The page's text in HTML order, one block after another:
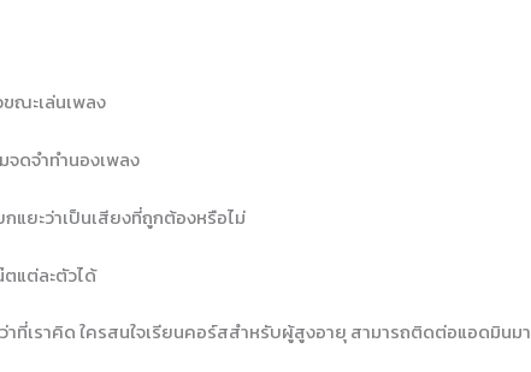
ณะเล่นเพลง
ดจำทำนองเพลง
แยะว่าเป็นเสียงที่ถูกต้องหรือไม่
แต่ละตัวได้
าที่เราคิด ใครสนใจเรียนคอร์สสำหรับผู้สูงอายุ สามารถติดต่อแอดมินม